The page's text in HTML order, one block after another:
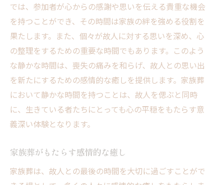
では、参加者が心からの感謝や思いを伝える貴重な機会
を持つことができ、その時間は家族の絆を強める役割を
果たします。また、個々が故人に対する思いを深め、心
の整理をするための重要な時間でもあります。このよう
な静かな時間は、喪失の痛みを和らげ、故人との思い出
を新たにするための感情的な癒しを提供します。家族葬
において静かな時間を持つことは、故人を偲ぶと同時
に、生きている者たちにとっても心の平穏をもたらす意
義深い体験となります。
家族葬がもたらす感情的な癒し
家族葬は、故人との最後の時間を大切に過ごすことがで